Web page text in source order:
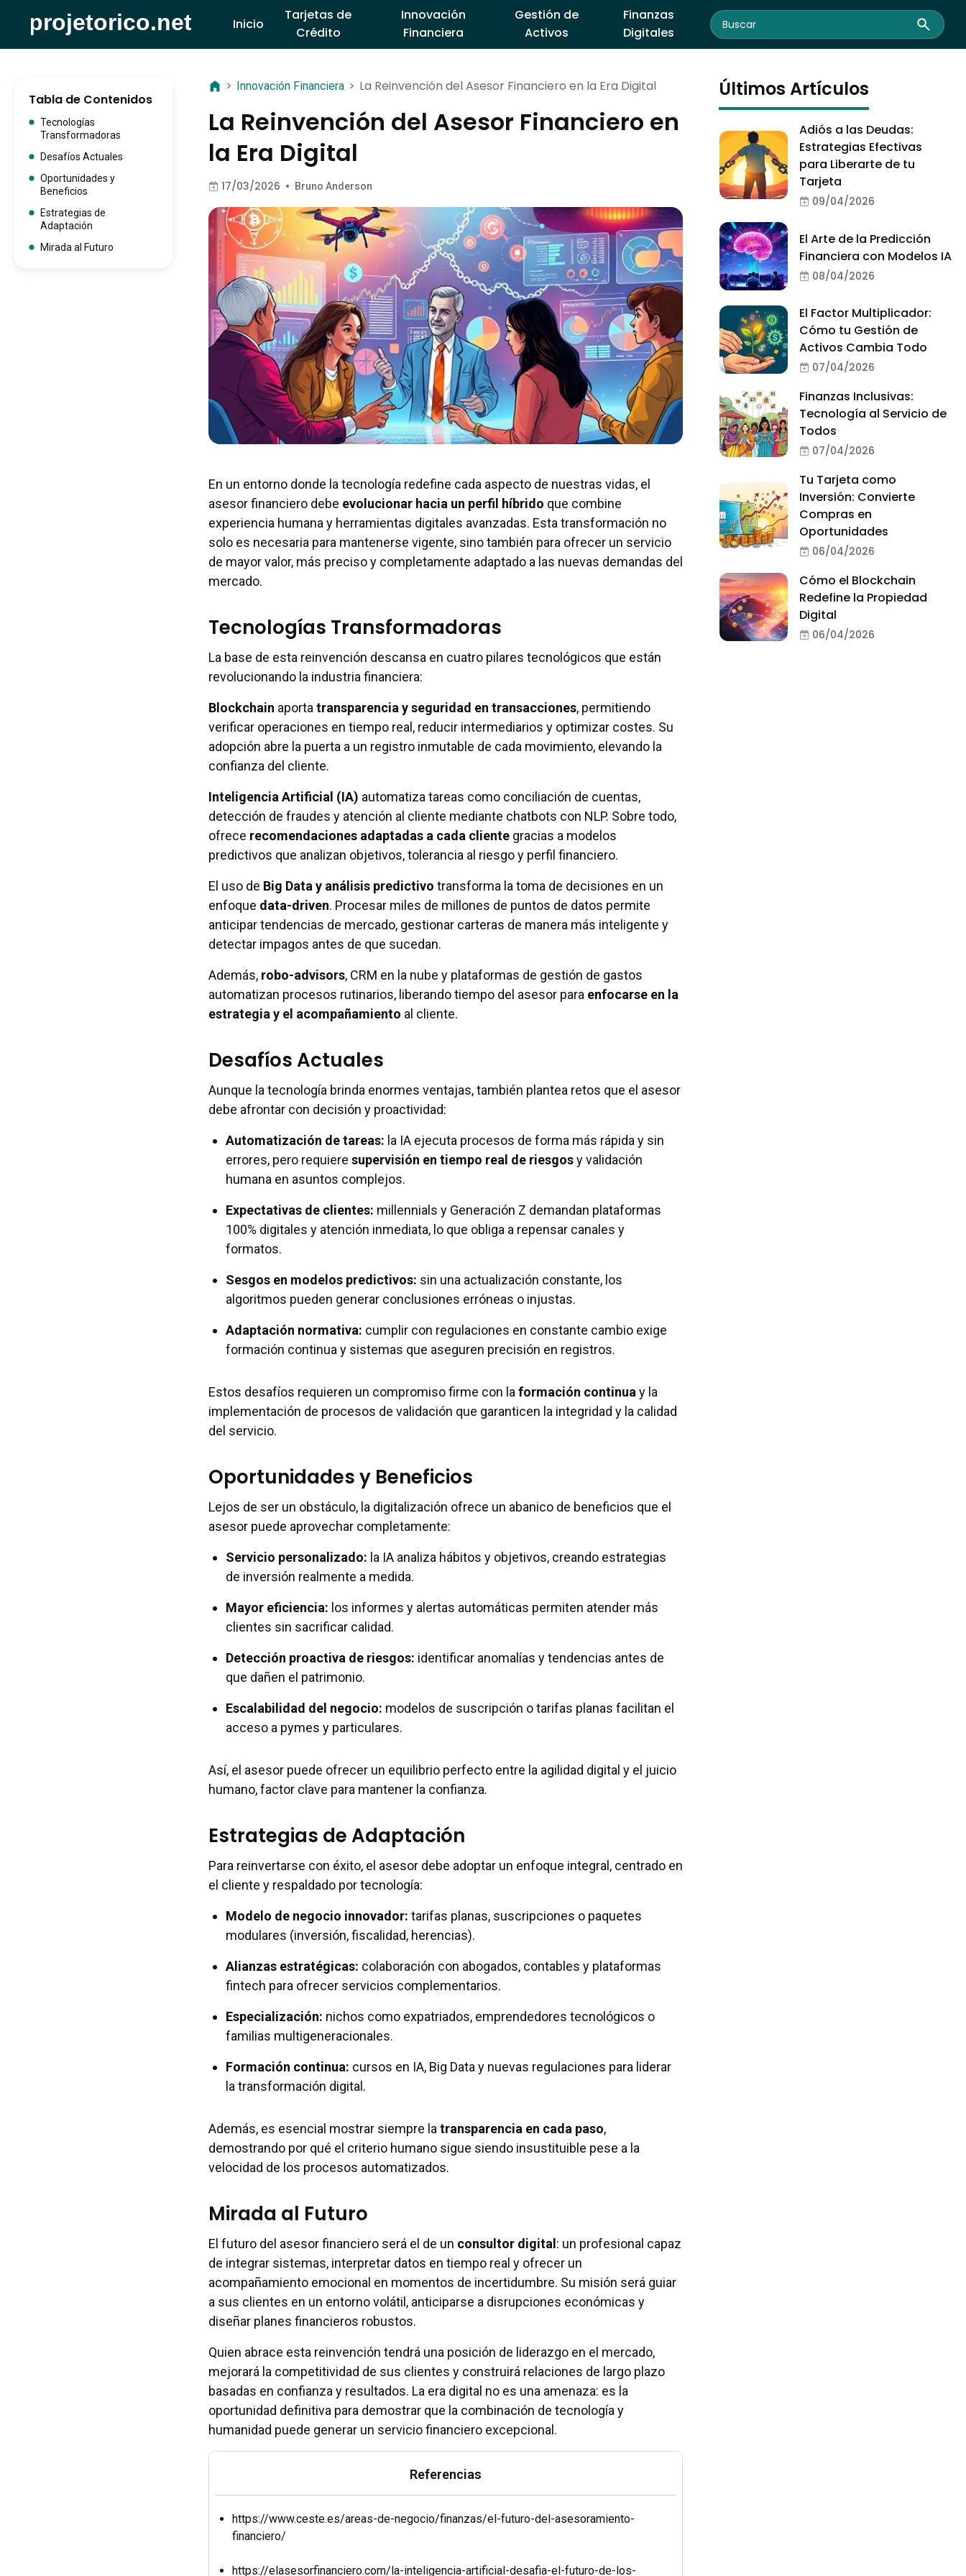
Inicio
Tarjetas de
Crédito
Innovación
Financiera
Gestión de
Activos
Finanzas
Digitales
Tabla de Contenidos
Tecnologías
Transformadoras
Desafíos Actuales
Oportunidades y
Beneficios
Estrategias de
Adaptación
Mirada al Futuro
> Innovación Financiera > La Reinvención del Asesor Financiero en la Era Digital
La Reinvención del Asesor Financiero en
la Era Digital
17/03/2026 • Bruno Anderson
En un entorno donde la tecnología redefine cada aspecto de nuestras vidas, el
asesor financiero debe evolucionar hacia un perfil híbrido que combine
experiencia humana y herramientas digitales avanzadas. Esta transformación no
solo es necesaria para mantenerse vigente, sino también para ofrecer un servicio
de mayor valor, más preciso y completamente adaptado a las nuevas demandas del
mercado.
Tecnologías Transformadoras
La base de esta reinvención descansa en cuatro pilares tecnológicos que están
revolucionando la industria financiera:
Blockchain aporta transparencia y seguridad en transacciones, permitiendo
verificar operaciones en tiempo real, reducir intermediarios y optimizar costes. Su
adopción abre la puerta a un registro inmutable de cada movimiento, elevando la
confianza del cliente.
Inteligencia Artificial (IA) automatiza tareas como conciliación de cuentas,
detección de fraudes y atención al cliente mediante chatbots con NLP. Sobre todo,
ofrece recomendaciones adaptadas a cada cliente gracias a modelos
predictivos que analizan objetivos, tolerancia al riesgo y perfil financiero.
El uso de Big Data y análisis predictivo transforma la toma de decisiones en un
enfoque data-driven. Procesar miles de millones de puntos de datos permite
anticipar tendencias de mercado, gestionar carteras de manera más inteligente y
detectar impagos antes de que sucedan.
Además, robo-advisors, CRM en la nube y plataformas de gestión de gastos
automatizan procesos rutinarios, liberando tiempo del asesor para enfocarse en la
estrategia y el acompañamiento al cliente.
Desafíos Actuales
Aunque la tecnología brinda enormes ventajas, también plantea retos que el asesor
debe afrontar con decisión y proactividad:
Automatización de tareas: la IA ejecuta procesos de forma más rápida y sin
errores, pero requiere supervisión en tiempo real de riesgosy validación
humana en asuntos complejos.
Expectativas de clientes: millennials y Generación Z demandan plataformas
100% digitales y atención inmediata, lo que obliga a repensar canales y
formatos.
Sesgos en modelos predictivos: sin una actualización constante, los
algoritmos pueden generar conclusiones erróneas o injustas.
Adaptación normativa: cumplir con regulaciones en constante cambio exige
formación continua y sistemas que aseguren precisión en registros.
Estos desafíos requieren un compromiso firme con la formación continua y la
implementación de procesos de validación que garanticen la integridad y la calidad
del servicio.
Oportunidades y Beneficios
Lejos de ser un obstáculo, la digitalización ofrece un abanico de beneficios que el
asesor puede aprovechar completamente:
Servicio personalizado: la IA analiza hábitos y objetivos, creando estrategias
de inversión realmente a medida.
Mayor eficiencia: los informes y alertas automáticas permiten atender más
clientes sin sacrificar calidad.
Detección proactiva de riesgos: identificar anomalías y tendencias antes de
que dañen el patrimonio.
Escalabilidad del negocio: modelos de suscripción o tarifas planas facilitan el
acceso a pymes y particulares.
Así, el asesor puede ofrecer un equilibrio perfecto entre la agilidad digital y el juicio
humano, factor clave para mantener la confianza.
Estrategias de Adaptación
Para reinvertarse con éxito, el asesor debe adoptar un enfoque integral, centrado en
el cliente y respaldado por tecnología:
Modelo de negocio innovador: tarifas planas, suscripciones o paquetes
modulares (inversión, fiscalidad, herencias).
Alianzas estratégicas: colaboración con abogados, contables y plataformas
fintech para ofrecer servicios complementarios.
Especialización: nichos como expatriados, emprendedores tecnológicos o
familias multigeneracionales.
Formación continua: cursos en IA, Big Data y nuevas regulaciones para liderar
la transformación digital.
Además, es esencial mostrar siempre la transparencia en cada paso,
demostrando por qué el criterio humano sigue siendo insustituible pese a la
velocidad de los procesos automatizados.
Mirada al Futuro
El futuro del asesor financiero será el de un consultor digital : un profesional capaz
de integrar sistemas, interpretar datos en tiempo real y ofrecer un
acompañamiento emocional en momentos de incertidumbre. Su misión será guiar
a sus clientes en un entorno volátil, anticiparse a disrupciones económicas y
diseñar planes financieros robustos.
Quien abrace esta reinvención tendrá una posición de liderazgo en el mercado,
mejorará la competitividad de sus clientes y construirá relaciones de largo plazo
basadas en confianza y resultados. La era digital no es una amenaza: es la
oportunidad definitiva para demostrar que la combinación de tecnología y
humanidad puede generar un servicio financiero excepcional.
Referencias
https://www.ceste.es/areas-de-negocio/finanzas/el-futuro-del-asesoramiento-
financiero/
https://elasesorfinanciero.com/la-inteligencia-artificial-desafia-el-futuro-de-los-
Últimos Artículos
Adiós a las Deudas:
Estrategias Efectivas
para Liberarte de tu
Tarjeta
09/04/2026
El Arte de la Predicción
Financiera con Modelos IA
08/04/2026
El Factor Multiplicador:
Cómo tu Gestión de
Activos Cambia Todo
07/04/2026
Finanzas Inclusivas:
Tecnología al Servicio de
Todos
07/04/2026
Tu Tarjeta como
Inversión: Convierte
Compras en
Oportunidades
06/04/2026
Cómo el Blockchain
Redefine la Propiedad
Digital
06/04/2026